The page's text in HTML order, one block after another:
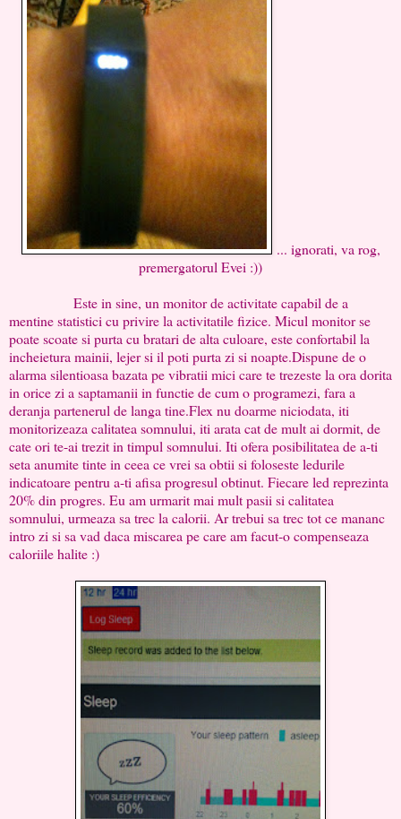
... ignorati, va rog,
premergatorul Evei :))
Este in sine, un monitor de activitate capabil de a
mentine statistici cu privire la activitatile fizice. Micul monitor se
poate scoate si purta cu bratari de alta culoare, este confortabil la
incheietura mainii, lejer si il poti purta zi si noapte.Dispune de o
alarma silentioasa bazata pe vibratii mici care te trezeste la ora dorita
in orice zi a saptamanii in functie de cum o programezi, fara a
deranja partenerul de langa tine.Flex nu doarme niciodata, iti
monitorizeaza calitatea somnului, iti arata cat de mult ai dormit, de
cate ori te-ai trezit in timpul somnului. Iti ofera posibilitatea de a-ti
seta anumite tinte in ceea ce vrei sa obtii si foloseste ledurile
indicatoare pentru a-ti afisa progresul obtinut. Fiecare led reprezinta
20% din progres. Eu am urmarit mai mult pasii si calitatea
somnului, urmeaza sa trec la calorii. Ar trebui sa trec tot ce mananc
intro zi si sa vad daca miscarea pe care am facut-o compenseaza
caloriile halite :)